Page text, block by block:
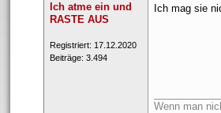
Ich atme ein und
RASTE AUS
Registriert: 17.12.2020
Beiträge: 3.494
Ich mag sie
Wenn man